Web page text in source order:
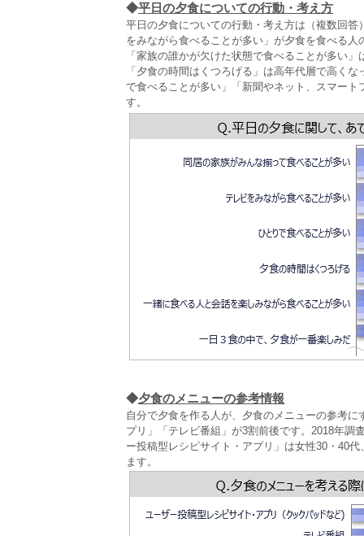
◆平日の夕食についての行動・考え方
平日の夕食についての行動・考え方は（複数回
をみながら食べることが多い」が夕食を食べる人
「家族の誰かが欠けた状態で食べることが多い
「夕食の時間はくつろげる」は高年代層で高く
で食べることが多い」「新聞やネット、スマー
す。
◆夕食のメニューの参考情報
自分で夕食を作る人が、夕食のメニューの参考
プリ」「テレビ番組」が3割前後です。2018年調
ー投稿型レシピサイト・アプリ」は女性30・40
ます。